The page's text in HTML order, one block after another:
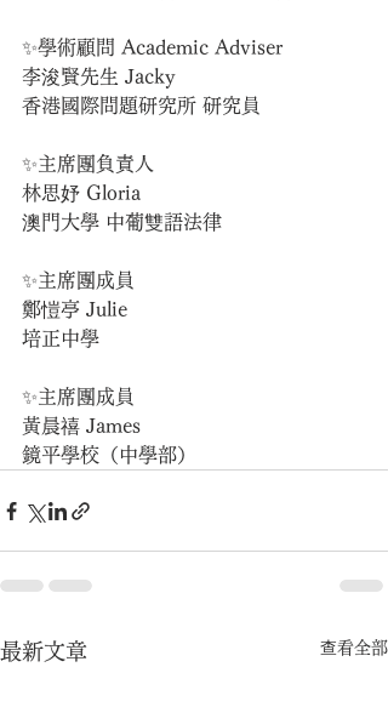
✨學術顧問 Academic Adviser
李浚賢先生 Jacky
香港國際問題研究所 研究員
✨主席團負責人
林思妤 Gloria
澳門大學 中葡雙語法律
✨主席團成員
鄭愷亭 Julie
培正中學
✨主席團成員
黃晨禧 James
鏡平學校（中學部）
最新文章 查看全部